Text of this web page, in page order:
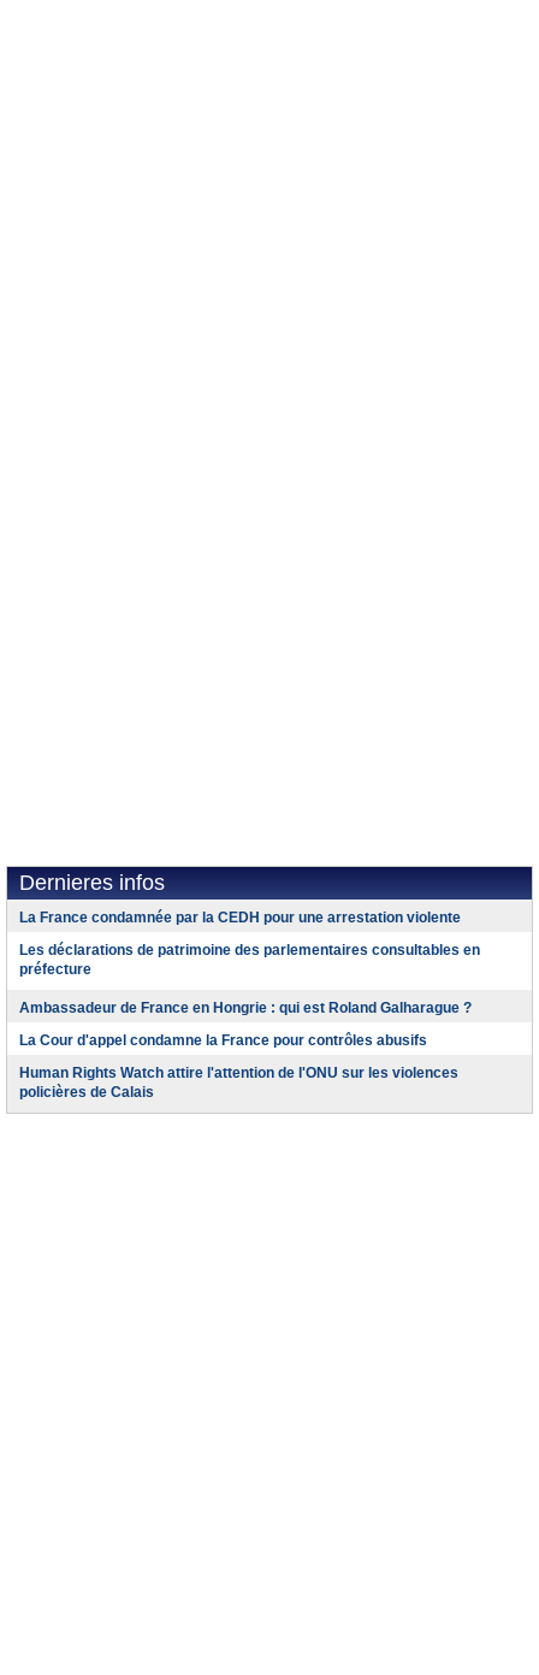
Dernieres infos
La France condamnée par la CEDH pour une arrestation violente
Les déclarations de patrimoine des parlementaires consultables en
préfecture
Ambassadeur de France en Hongrie : qui est Roland Galharague ?
La Cour d'appel condamne la France pour contrôles abusifs
Human Rights Watch attire l'attention de l'ONU sur les violences
policières de Calais